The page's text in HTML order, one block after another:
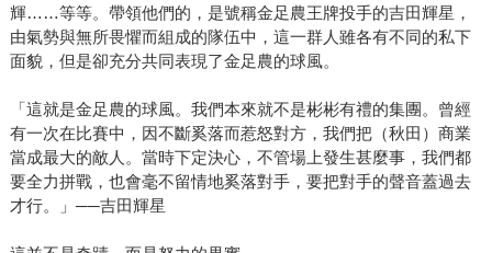
輝……等等。帶領他們的，是號稱金足農王牌投手的吉田輝星，
由氣勢與無所畏懼而組成的隊伍中，這一群人雖各有不同的私下
面貌，但是卻充分共同表現了金足農的球風。
「這就是金足農的球風。我們本來就不是彬彬有禮的集團。曾經
有一次在比賽中，因不斷奚落而惹怒對方，我們把（秋田）商業
當成最大的敵人。當時下定決心，不管場上發生甚麼事，我們都
要全力拼戰，也會毫不留情地奚落對手，要把對手的聲音蓋過去
才行。」──吉田輝星